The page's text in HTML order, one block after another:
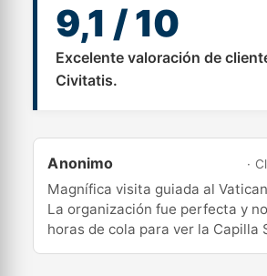
9,1 / 10
Excelente valoración de
Civitatis.
Anonimo ·
Magnífica visita guiada al
La organización fue perfecta y
horas de cola para ver la Capilla